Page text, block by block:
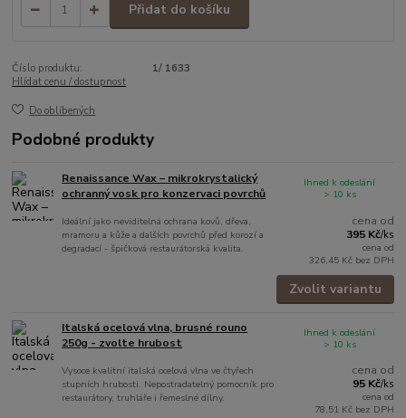
Přidat do košíku
Číslo produktu:
1/ 1633
Hlídat cenu / dostupnost
Do oblíbených
Podobné produkty
Renaissance Wax – mikrokrystalický
ochranný vosk pro konzervaci povrchů
Ideální jako neviditelná ochrana kovů, dřeva,
mramoru a kůže a dalších povrchů před korozí a
degradací - špičková restaurátorská kvalita.
cena od
395 Kč/ks
cena od
326,45 Kč bez DPH
Ihned k odeslání
> 10 ks
Zvolit variantu
Italská ocelová vlna, brusné rouno
250g - zvolte hrubost
Vysoce kvalitní italská ocelová vlna ve čtyřech
stupních hrubosti. Nepostradatelný pomocník pro
restaurátory, truhláře i řemeslné dílny.
cena od
95 Kč/ks
cena od
78,51 Kč bez DPH
Ihned k odeslání
> 10 ks